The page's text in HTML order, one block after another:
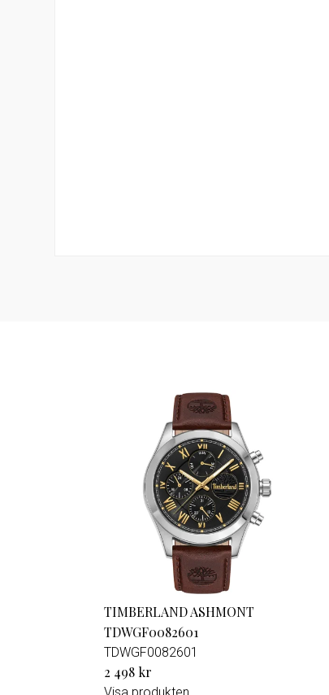
TIMBERLAND ASHMONT
TDWGF0082601
TDWGF0082601
2 498 kr